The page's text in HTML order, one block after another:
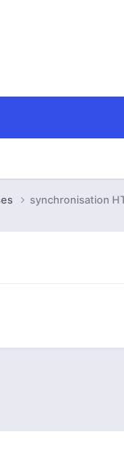
synchronisation